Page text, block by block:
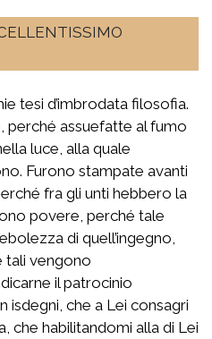
tesi d’imbrodata filosofia.
assuefatte al fumo
luce, alla quale
Furono stampate avanti
fra gli unti hebbero la
povere, perché tale
di quell’ingegno,
tali vengono
il patrocinio
isdegni, che a Lei consagri
che habilitandomi alla di Lei